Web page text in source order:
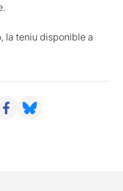
la teniu disponible a